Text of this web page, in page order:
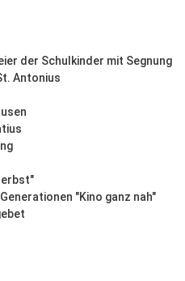
der Schulkinder mit Segnung
Antonius
"Kino ganz nah"